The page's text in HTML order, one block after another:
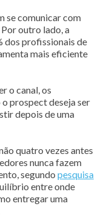
se comunicar com
outro lado, a
dos profissionais de
mais eficiente
o canal, os
prospect deseja ser
depois de uma
quatro vezes antes
nunca fazem
segundo pesquisa
entre onde
entregar uma